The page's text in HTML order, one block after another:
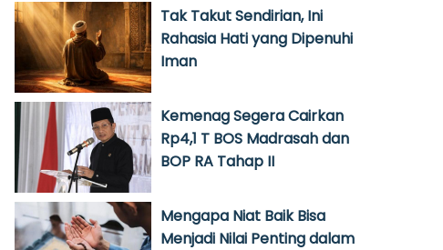
Tak Takut Sendirian, Ini
Rahasia Hati yang Dipenuhi
Iman
Kemenag Segera Cairkan
Rp4,1 T BOS Madrasah dan
BOP RA Tahap II
Mengapa Niat Baik Bisa
Menjadi Nilai Penting dalam